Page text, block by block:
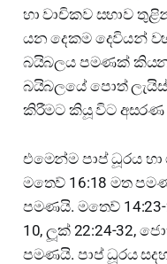
හා වාචිකව සභාව
යන දෙකම දෙවියන්
බයිබලය පමණක්
බයිබලයේ පොත්
කිරීමට කියූ විට
එමෙන්ම පාප් ධූරය
මතෙව් 16:18 මත
පමණයි. මතෙව් 14:23-
10, ලූක් 22:24-32,
පමණයි. පාප් ධූරය